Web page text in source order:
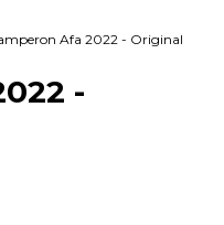
Afa 2022 - Original
-